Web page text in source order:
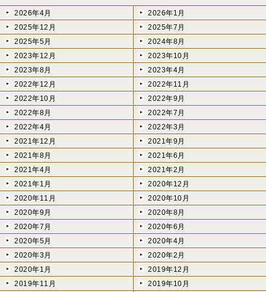
2026年4月
2026年1月
2025年12月
2025年7月
2025年5月
2024年8月
2023年12月
2023年10月
2023年8月
2023年4月
2022年12月
2022年11月
2022年10月
2022年9月
2022年8月
2022年7月
2022年4月
2022年3月
2021年12月
2021年9月
2021年8月
2021年6月
2021年4月
2021年2月
2021年1月
2020年12月
2020年11月
2020年10月
2020年9月
2020年8月
2020年7月
2020年6月
2020年5月
2020年4月
2020年3月
2020年2月
2020年1月
2019年12月
2019年11月
2019年10月